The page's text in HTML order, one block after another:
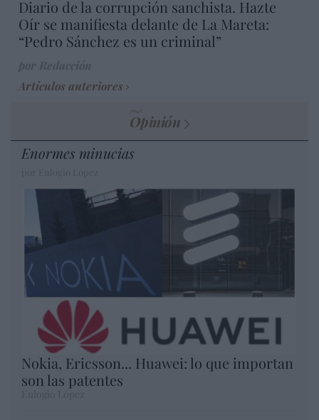
Diario de la corrupción sanchista. Hazte
Oír se manifiesta delante de La Mareta:
“Pedro Sánchez es un criminal”
Artículos anteriores
Opinión
Enormes minucias
Nokia, Ericsson... Huawei: lo que importan
son las patentes